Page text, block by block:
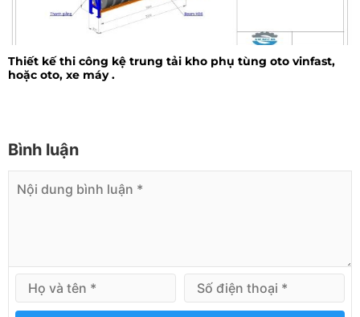
Thiết kế thi công kệ trung tải kho phụ tùng oto vinfast,
hoặc oto, xe máy .
Bình luận